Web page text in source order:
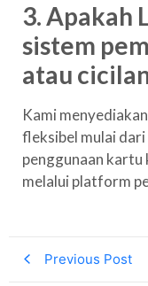
3. Apakah
sistem
atau
Kami
fleksibel mulai
penggunaan
melalui platform
Previous Post